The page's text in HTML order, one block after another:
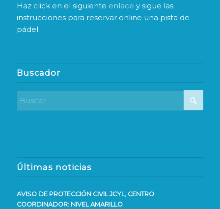
Haz click en el siguiente enlace y sigue las
instrucciones para reservar online una pista de
pádel.
Buscador
Últimas noticias
AVISO DE PROTECCIÓN CIVIL JCYL, CENTRO
COORDINADOR: NIVEL AMARILLO